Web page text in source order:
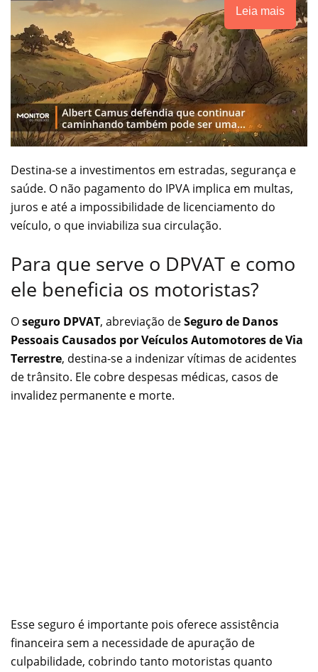
Leia mais
Destina-se a investimentos em estradas, segurança e
saúde. O não pagamento do IPVA implica em multas,
juros e até a impossibilidade de licenciamento do
veículo, o que inviabiliza sua circulação.
Para que serve o DPVAT e como
ele beneficia os motoristas?
Oseguro DPVAT, abreviação deSeguro de Danos
Pessoais Causados por Veículos Automotores de Via
Terrestre, destina-se a indenizar vítimas de acidentes
de trânsito. Ele cobre despesas médicas, casos de
invalidez permanente e morte.
Esse seguro é importante pois oferece assistência
financeira sem a necessidade de apuração de
culpabilidade, cobrindo tanto motoristas quanto